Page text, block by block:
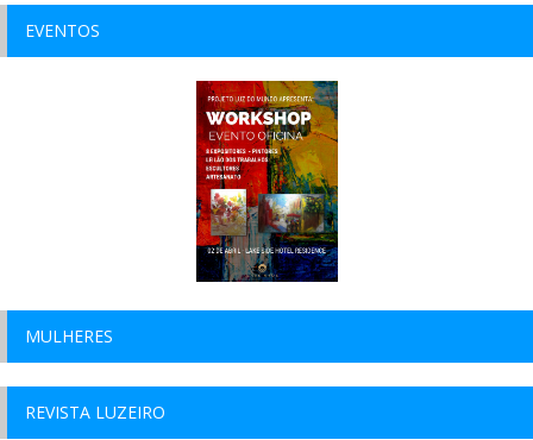
EVENTOS
MULHERES
REVISTA LUZEIRO